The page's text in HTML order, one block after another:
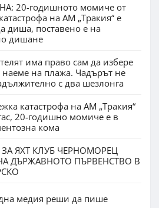
20-годишното момиче от
на АМ „Тракия“ е
диша, поставено е на
дишане
има право сам да избере
наеме на плажа. Чадърът не
с два шезлонга
катастрофа на АМ „Тракия“
20-годишно момиче е в
кома
ЯХТ КЛУБ ЧЕРНОМОРЕЦ
ДЪРЖАВНОТО ПЪРВЕНСТВО В
медия реши да пише